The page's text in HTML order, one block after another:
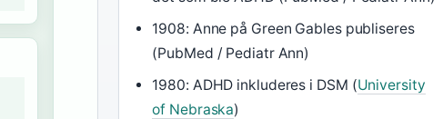
1908: Anne på Green Gables publiseres
(PubMed / Pediatr Ann)
1980: ADHD inkluderes i DSM (University
of Nebraska)